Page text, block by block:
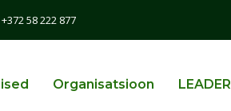
+372 58 222 877
Organisatsioon LEADER